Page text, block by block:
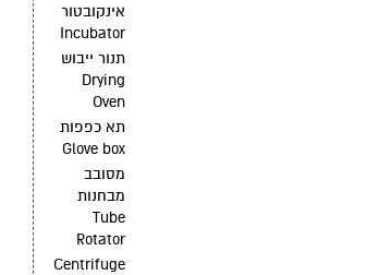
אינקובטור
Incubator
תנור ייבוש
Drying
Oven
תא כפפות
Glove box
מסובב
מבחנות
Tube
Rotator
Centrifuge